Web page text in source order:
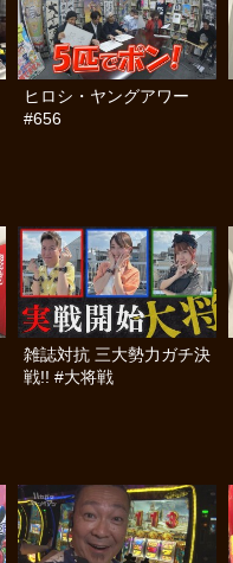
ヒロシ・ヤングアワー
#656
雑誌対抗 三大勢力ガチ決
戦!! #大将戦